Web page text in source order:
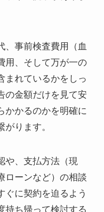
、事前検査費用（血
用、そして万が一の
まれているかをしっ
の金額だけを見て安
かかるのかを明確に
ります。
や、支払方法（現
ローンなど）の相談
ぐに契約を迫るよう
持ち帰って検討する